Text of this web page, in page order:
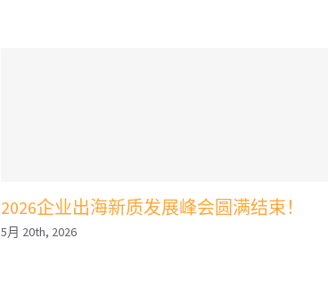
2026企业出海新质发展峰会圆满结束！
5月 20th, 2026